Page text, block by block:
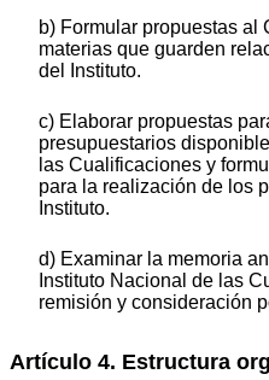
b) Formular propuestas al
materias que guarden
del Instituto.
c) Elaborar propuestas
presupuestarios
las Cualificaciones y
para la realización de los
Instituto.
d) Examinar la memoria
Instituto Nacional de las
remisión y consideración
Artículo 4. Estructura